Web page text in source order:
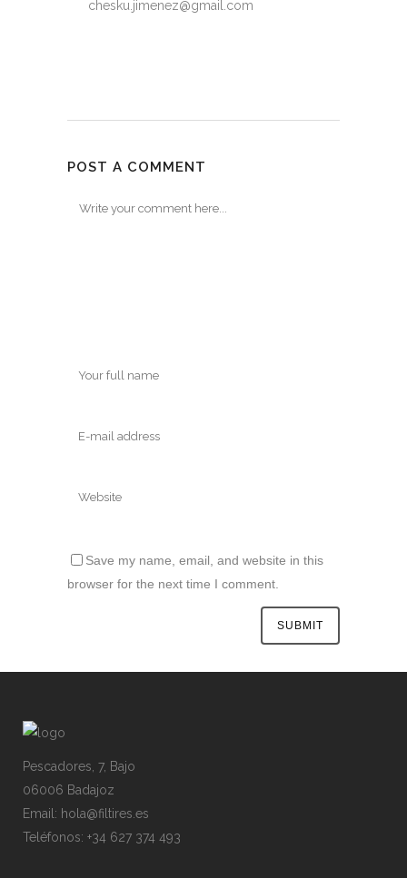
chesku.jimenez@gmail.com
POST A COMMENT
Save my name, email, and website in this
browser for the next time I comment.
Pescadores, 7, Bajo
06006 Badajoz
Email: hola@filtires.es
Teléfonos: +34 627 374 493